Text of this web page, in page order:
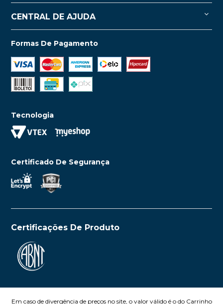
CENTRAL DE AJUDA
Formas De Pagamento
Tecnologia
Certificado De Segurança
Certificações De Produto
Em caso de divergência de preços no site, o valor válido é o do Carrinho